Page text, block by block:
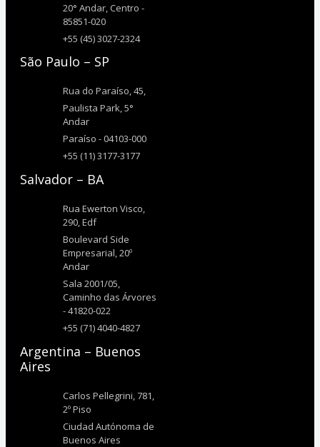
20° Andar, Centro -
85851-020
+55 (45) 3027-2324
São Paulo – SP
Rua do Paraíso, 45,
Paulista Park, 5°
Andar
Paraíso - 04103-000
+55 (11) 3177-3177
Salvador – BA
Rua Ewerton Visco,
290, Edf
Boulevard Side
Empresarial, 20º
Andar
Sala 2001/05,
Caminho das Árvores
- 41820-022
+55 (71) 4040-4827
Argentina – Buenos
Aires
Carlos Pellegrini, 781,
2º Piso
Ciudad Autónoma de
Buenos Aires